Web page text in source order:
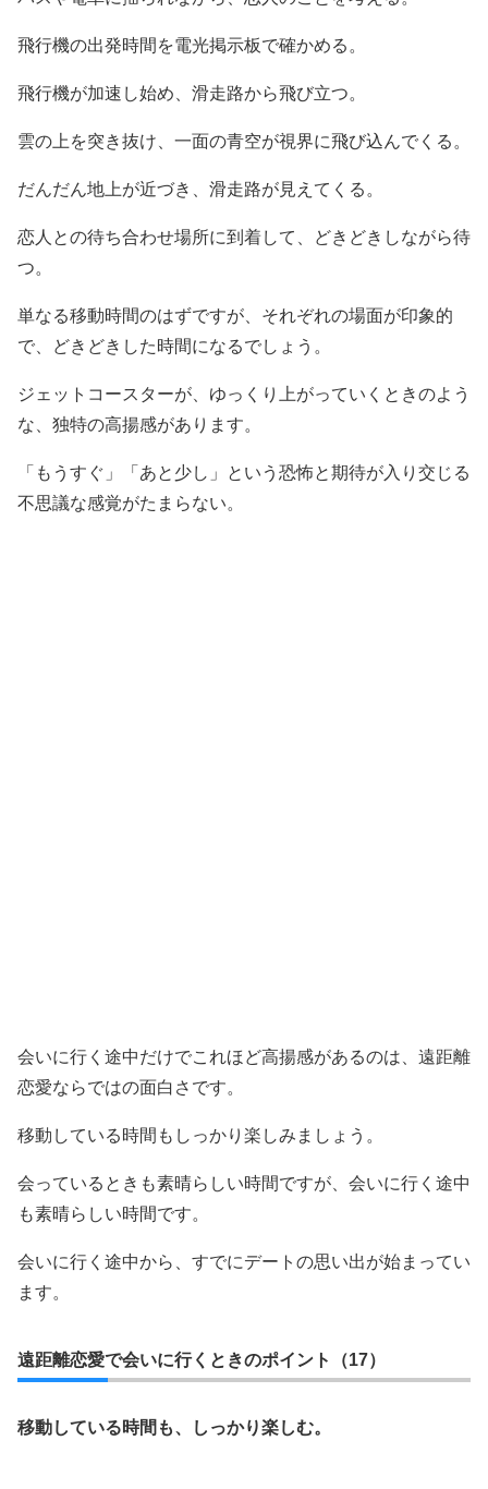
飛行機の出発時間を電光掲示板で確かめる。
飛行機が加速し始め、滑走路から飛び立つ。
雲の上を突き抜け、一面の青空が視界に飛び込んでくる。
だんだん地上が近づき、滑走路が見えてくる。
恋人との待ち合わせ場所に到着して、どきどきしながら待
つ。
単なる移動時間のはずですが、それぞれの場面が印象的
で、どきどきした時間になるでしょう。
ジェットコースターが、ゆっくり上がっていくときのよう
な、独特の高揚感があります。
「もうすぐ」「あと少し」という恐怖と期待が入り交じる
不思議な感覚がたまらない。
会いに行く途中だけでこれほど高揚感があるのは、遠距離
恋愛ならではの面白さです。
移動している時間もしっかり楽しみましょう。
会っているときも素晴らしい時間ですが、会いに行く途中
も素晴らしい時間です。
会いに行く途中から、すでにデートの思い出が始まってい
ます。
遠距離恋愛で会いに行くときのポイント（17）
移動している時間も、しっかり楽しむ。